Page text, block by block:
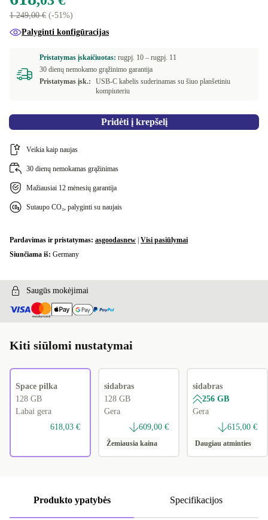
1 249,00 € (-51%)
Palyginti konfigūracijas
Pristatymas įskaičiuotas: rugpj. 10 – rugpj. 11
30 dienų nemokamo grąžinimo garantija
Pristatymas įsk.:
USB-C kabelis suderinamas su šiuo planšetiniu
kompiuteriu
Pridėti į krepšelį
Veikia kaip naujas
30 dienų nemokamas grąžinimas
Mažiausiai 12 mėnesių garantija
Sutaupo CO₂, palyginti su naujais
Pardavimas ir pristatymas: asgoodasnew Visi pasiūlymai
Siunčiama iš: Germany
Saugūs mokėjimai
Kiti siūlomi nustatymai
Space pilka
128 GB
Labai gera
618,03 €
sidabras
128 GB
Gera
609,00 €
Žemiausia kaina
sidabras
256 GB
Gera
615,00 €
Daugiau atminties
Produkto ypatybės Specifikacijos